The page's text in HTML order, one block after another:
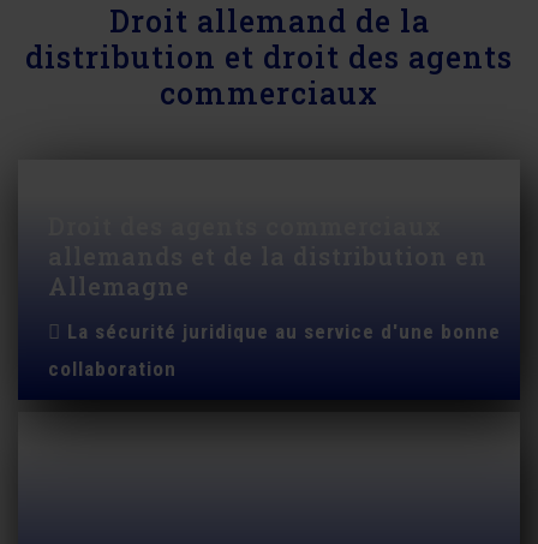
Droit allemand de la
distribution et droit des agents
commerciaux
Allemagne
La sécurité juridique au service d'une bonne
collaboration